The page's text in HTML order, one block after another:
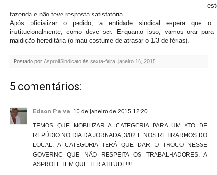
fazenda e não teve resposta satisfatória.
Após oficializar o pedido, a entidade sindical espera que o
institucionalmente, como deve ser. Enquanto isso, vamos orar
maldição hereditária (o mau costume de atrasar o 1/3 de férias).
Postado por AsprolfSindicato às sexta-feira, janeiro 16, 2015
5 comentários:
Edson Paiva 16 de janeiro de 2015 12:20
TEMOS QUE MOBILIZAR A CATEGORIA PARA UM ATO DE
REPÚDIO NO DIA DA JORNADA, 3/02 E NOS RETIRARMOS DO
LOCAL. A CATEGORIA TERÁ QUE DAR O TROCO NESSE
GOVERNO QUE NÃO RESPEITA OS TRABALHADORES. A
ASPROLF TEM QUE TER ATITUDE!!!!